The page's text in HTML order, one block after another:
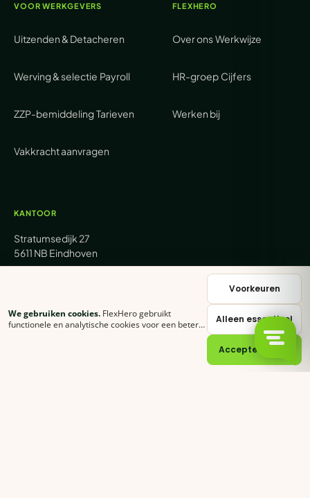
VOOR WERKGEVERS
Uitzenden & Detacheren
Werving & selectie Payroll
ZZP-bemiddelingTarieven
Vakkracht aanvragen
FLEXHERO
Over onsWerkwijze
HR-groep Cijfers
Werken bij
KANTOOR
Stratumsedijk 27
5611 NB Eindhoven
sales@flexhero.com
We gebruiken cookies. FlexHero gebruikt
functionele en analytische cookies voor een betere
Voorkeuren
Alleen essentieel
Accepteer alles